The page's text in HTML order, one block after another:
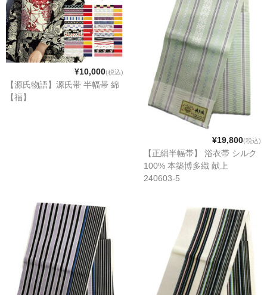
¥10,000(税込)
【源氏物語】源氏帯 半幅帯 綿
【福】
¥19,800(税込)
【正絹半幅帯】 浴衣帯 シルク
100% 本築博多織 献上
240603-5